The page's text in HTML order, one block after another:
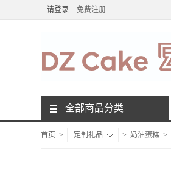
请登录 免费注册
全部商品分类
首页 > 定制礼品 > 奶油蛋糕 >